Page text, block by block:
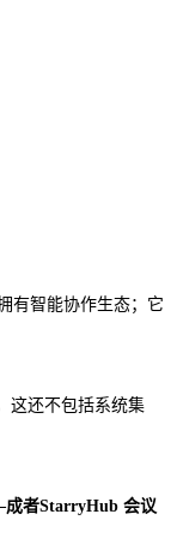
有智能协作生态；它
这还不包括系统集
者StarryHub 会议